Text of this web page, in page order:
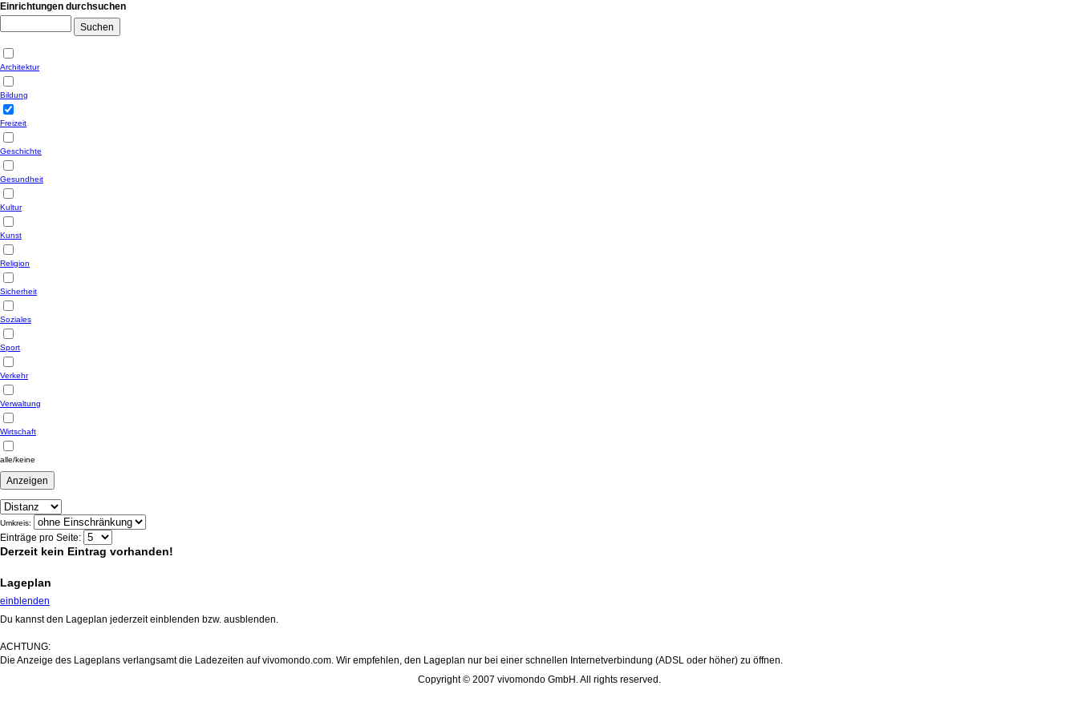
Einrichtungen durchsuchen
Architektur
Bildung
Freizeit
Geschichte
Gesundheit
Kultur
Kunst
Religion
Sicherheit
Soziales
Sport
Verkehr
Verwaltung
Wirtschaft
alle/keine
Umkreis:
Einträge pro Seite:
Derzeit kein Eintrag vorhanden!
Lageplan
einblenden
Du kannst den Lageplan jederzeit einblenden bzw. ausblenden.
ACHTUNG:
Die Anzeige des Lageplans verlangsamt die Ladezeiten auf vivomondo.com. Wir empfehlen, den Lageplan nur bei einer schnellen Internetverbindung (ADSL oder höher) zu öffnen.
Copyright © 2007 vivomondo GmbH. All rights reserved.